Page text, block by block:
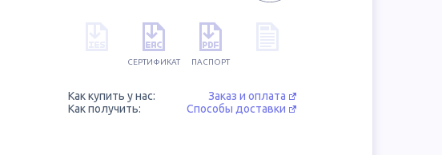
СЕРТИФИКАТ ПАСПОРТ
Как купить у нас:
Заказ и оплата
Как получить:
Способы доставки